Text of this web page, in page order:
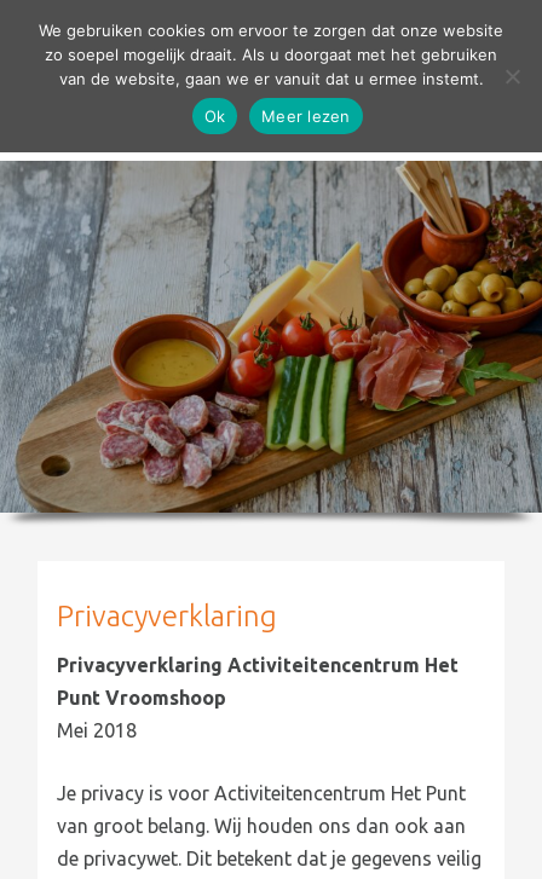
contact
home
agenda
theater
sport
grand café
zakelijk
over ons
Privacyverklaring
Privacyverklaring Activiteitencentrum Het
Punt Vroomshoop
Mei 2018
Je privacy is voor Activiteitencentrum Het Punt
van groot belang. Wij houden ons dan ook aan
de privacywet. Dit betekent dat je gegevens veilig
We gebruiken cookies om ervoor te zorgen dat onze website
zo soepel mogelijk draait. Als u doorgaat met het gebruiken
van de website, gaan we er vanuit dat u ermee instemt.
Ok
Meer lezen